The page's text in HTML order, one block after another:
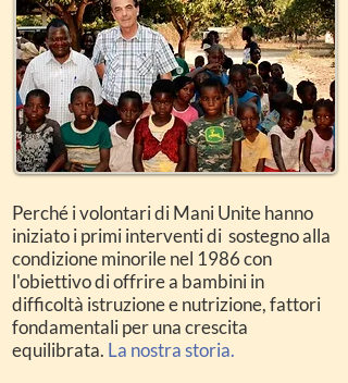
Perché i volontari di Mani Unite hanno
iniziato i primi interventi di sostegno alla
condizione minorile nel 1986 con
l'obiettivo di offrire a bambini in
difficoltà istruzione e nutrizione, fattori
fondamentali per una crescita
equilibrata. La nostra storia.